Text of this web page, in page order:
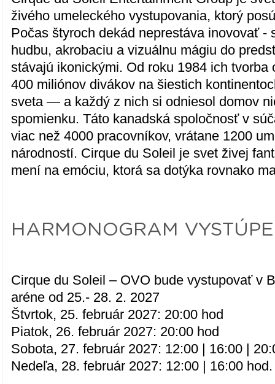
živého umeleckého vystupovania, ktorý
Počas štyroch dekád neprestáva inovovať -
hudbu, akrobaciu a vizuálnu mágiu do
stávajú ikonickými. Od roku 1984 ich tvorba
400 miliónov divákov na šiestich
sveta — a každý z nich si odniesol domov
spomienku. Táto kanadská spoločnosť v
viac než 4000 pracovníkov, vrátane 1200
národností. Cirque du Soleil je svet živej
mení na emóciu, ktorá sa dotýka rovnako
HARMONOGRAM
Cirque du Soleil – OVO bude vystupovať v
aréne od 25.- 28. 2. 2027
Štvrtok, 25. február 2027: 20:00 hod
Piatok, 26. február 2027: 20:00 hod
Sobota, 27. február 2027: 12:00 | 16:00 |
Nedeľa, 28. február 2027: 12:00 | 16:00 hod.